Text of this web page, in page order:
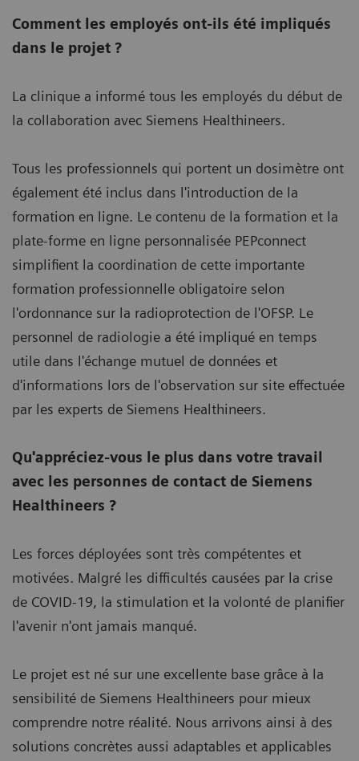
Comment les employés ont-ils été impliqués
dans le projet ?
La clinique a informé tous les employés du début de
la collaboration avec Siemens Healthineers.
Tous les professionnels qui portent un dosimètre ont
également été inclus dans l'introduction de la
formation en ligne. Le contenu de la formation et la
plate-forme en ligne personnalisée PEPconnect
simplifient la coordination de cette importante
formation professionnelle obligatoire selon
l'ordonnance sur la radioprotection de l'OFSP. Le
personnel de radiologie a été impliqué en temps
utile dans l'échange mutuel de données et
d'informations lors de l'observation sur site effectuée
par les experts de Siemens Healthineers.
Qu'appréciez-vous le plus dans votre travail
avec les personnes de contact de Siemens
Healthineers ?
Les forces déployées sont très compétentes et
motivées. Malgré les difficultés causées par la crise
de COVID-19, la stimulation et la volonté de planifier
l'avenir n'ont jamais manqué.
Le projet est né sur une excellente base grâce à la
sensibilité de Siemens Healthineers pour mieux
comprendre notre réalité. Nous arrivons ainsi à des
solutions concrètes aussi adaptables et applicables